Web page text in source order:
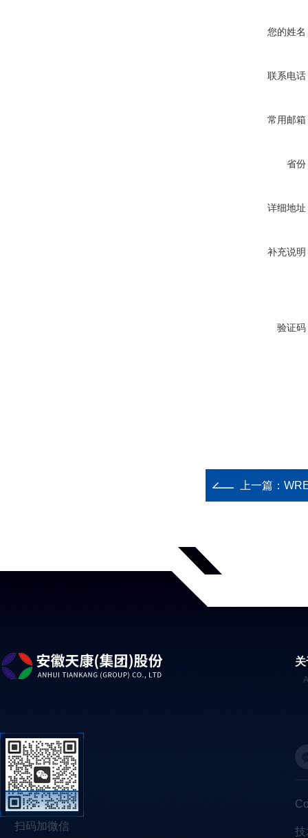
您的姓名
联系电话
常用邮箱
省份
详细地址
补充说明
验证码
上一篇：
扫码加微信 技